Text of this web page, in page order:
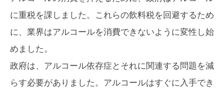
に重税を課しました。これらの飲料税を回避するため
に、業界はアルコールを消費できないように変性し始
めました。
政府は、アルコール依存症とそれに関連する問題を減
らす必要がありました。アルコールはすぐに入手でき